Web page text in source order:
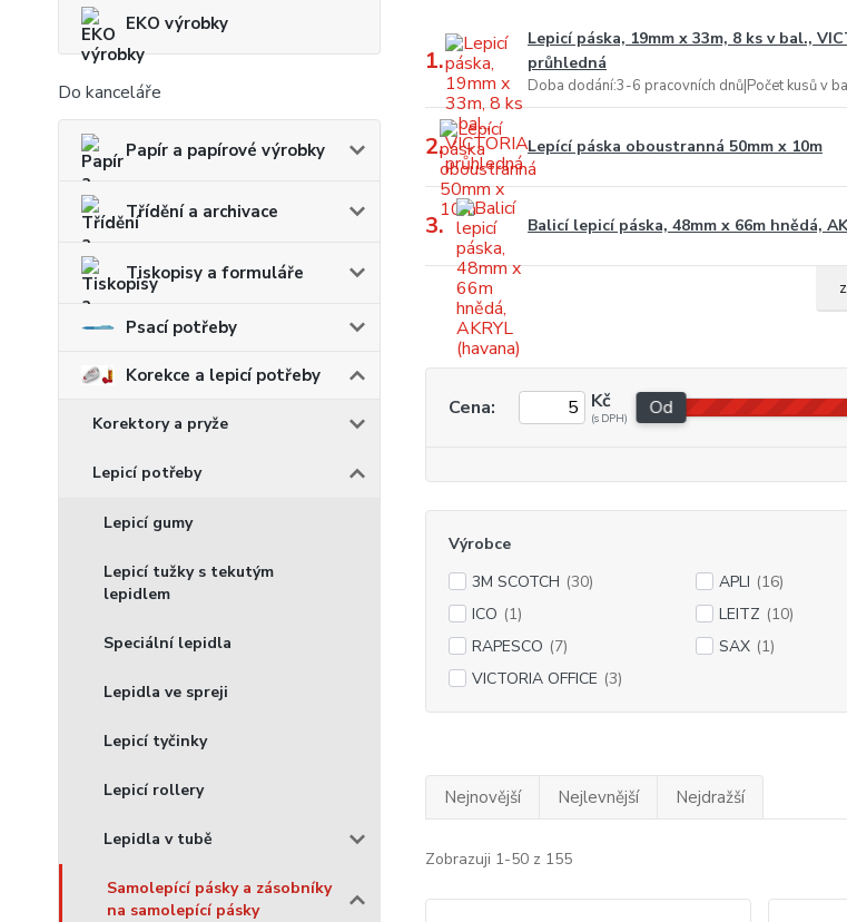
EKO výrobky
Do kanceláře
Papír a papírové výrobky
Třídění a archivace
Tiskopisy a formuláře
Psací potřeby
Korekce a lepicí potřeby
Korektory a pryže
Lepicí potřeby
Lepicí gumy
Lepicí tužky s tekutým
lepidlem
Speciální lepidla
Lepidla ve spreji
Lepicí tyčinky
Lepicí rollery
Lepidla v tubě
Samolepící pásky a zásobníky
na samolepící pásky
1.
Lepicí páska, 19mm x 33m, 8 ks v bal.,
průhledná
Doba dodání:3-6 pracovních dnů|Počet kusů v
2. Lepící páska oboustranná 50mm x 10m
3. Balicí lepicí páska, 48mm x 66m hnědá,
Cena: Kč Od
Výrobce
3M SCOTCH (30) APLI (16)
ICO (1) LEITZ (10)
RAPESCO (7) SAX (1)
VICTORIA OFFICE (3)
Nejnovější Nejlevnější Nejdražší
Zobrazuji 1-50 z 155